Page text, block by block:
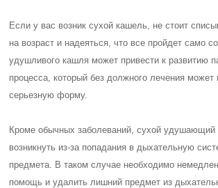
Если у вас возник сухой кашель, не стоит
на возраст и надеяться, что все пройдет само
удушливого кашля может привести к развитию
процесса, который без должного лечения может
серьезную форму.
Кроме обычных заболеваний, сухой
возникнуть из-за попадания в дыхательную
предмета. В таком случае необходимо
помощь и удалить лишний предмет из